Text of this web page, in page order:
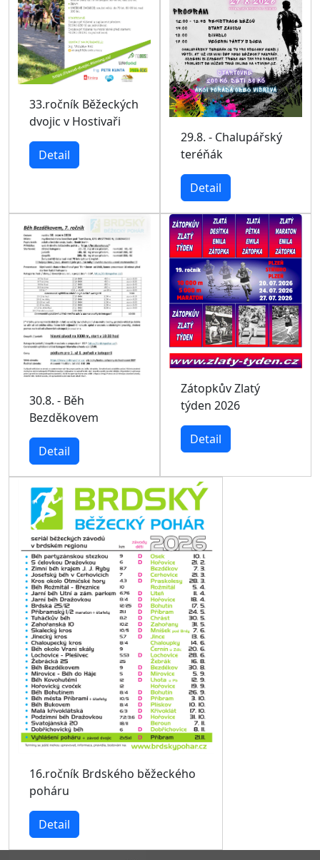
33.ročník Běžeckých
dvojic v Hostivaři
Detail
29.8. - Chalupářský
teréňák
Detail
30.8. - Běh
Bezděkovem
Detail
Zátopkův Zlatý
týden 2026
Detail
16.ročník Brdského běžeckého
poháru
Detail